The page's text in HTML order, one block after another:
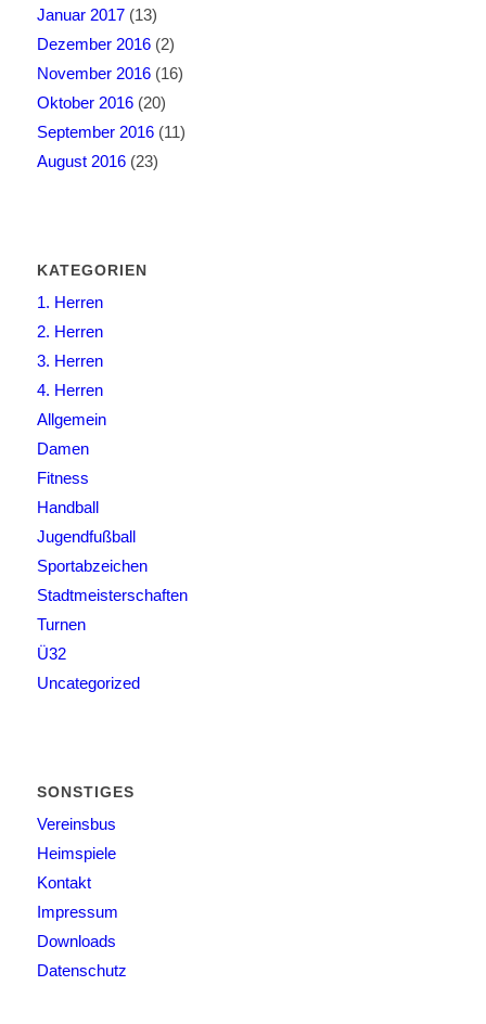
Januar 2017(13)
Dezember 2016(2)
November 2016(16)
Oktober 2016(20)
September 2016(11)
August 2016(23)
KATEGORIEN
1. Herren
2. Herren
3. Herren
4. Herren
Allgemein
Damen
Fitness
Handball
Jugendfußball
Sportabzeichen
Stadtmeisterschaften
Turnen
Ü32
Uncategorized
SONSTIGES
Vereinsbus
Heimspiele
Kontakt
Impressum
Downloads
Datenschutz